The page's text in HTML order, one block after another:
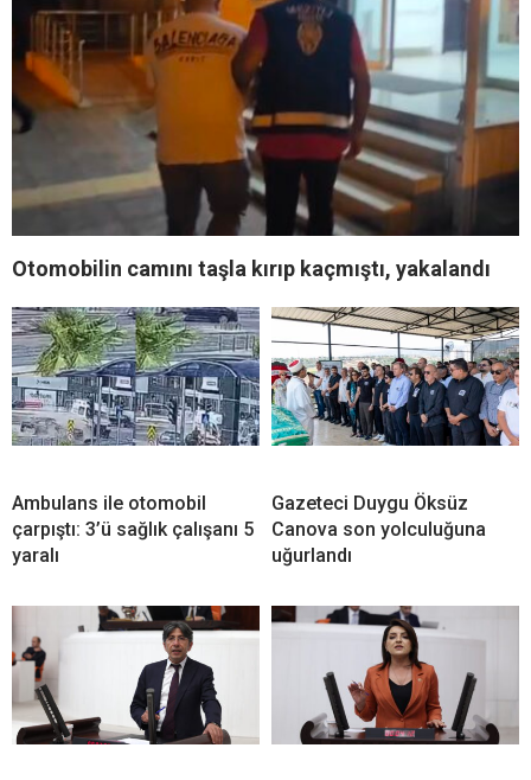
Otomobilin camını taşla kırıp kaçmıştı, yakalandı
Ambulans ile otomobil
çarpıştı: 3’ü sağlık çalışanı 5
yaralı
Gazeteci Duygu Öksüz
Canova son yolculuğuna
uğurlandı